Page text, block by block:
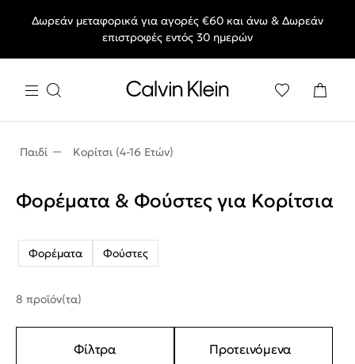
End of Season Deals: Αγαπημένα styles, στις τιμές που θες.
Δωρεάν μεταφορικά για αγορές €60 και άνω & Δωρεάν
επιστροφές εντός 30 ημερών
Παιδί Κορίτσι (4-16 Ετών)
Φορέματα & Φούστες για Κορίτσια
Φορέματα Φούστες
8 προϊόν(τα)
Φίλτρα Προτεινόμενα